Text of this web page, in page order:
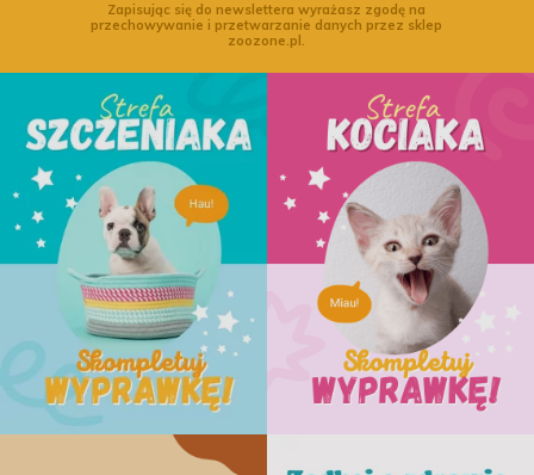
Zapisując się do newslettera wyrażasz zgodę na
przechowywanie i przetwarzanie danych przez sklep
zoozone.pl.